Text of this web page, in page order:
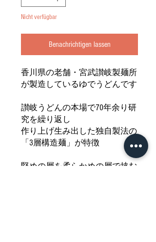
Nicht verfügbar
Benachrichtigen lassen
香川県の老舗・宮武讃岐製麺所
が製造しているゆでうどんです
讃岐うどんの本場で70年余り研
究を繰り返し
作り上げ生み出した独自製法の
「3層構造麺」が特徴
堅めの層を柔らかめの層で挟む